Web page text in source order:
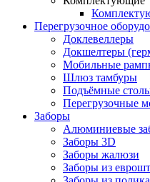
Перегрузочное
Доклевеллеры
Докшелтеры
Мобильные
Шлюз тамбуры
Подъёмные
Перегрузочные
Заборы
Алюминиевые
Заборы 3D
Заборы жалюзи
Заборы из